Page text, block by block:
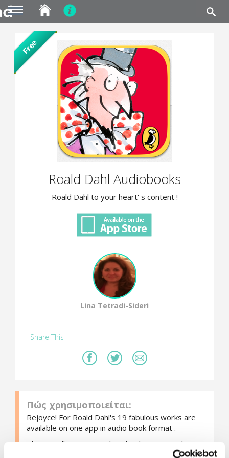
content
Free
Roald Dahl Audiobooks
Roald Dahl to your heart' s content !
Lina Tetradi-Sideri
Share This
Πώς χρησιμοποιείται:
Rejoyce! For Roald Dahl's 19 fabulous works are
available on one app in audio book format .
The app allows you to download various audio
books from Dahl's amazing stories narrated by